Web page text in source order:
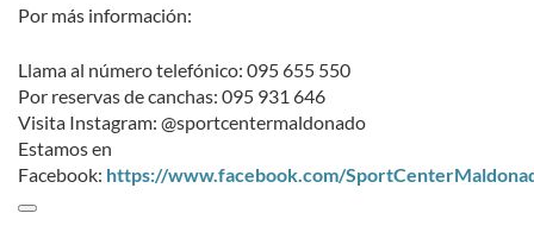
Por más información:
Llama al número telefónico: 095 655 550
Por reservas de canchas: 095 931 646
Visita Instagram: @sportcentermaldonado
Estamos en
Facebook: https://www.facebook.com/